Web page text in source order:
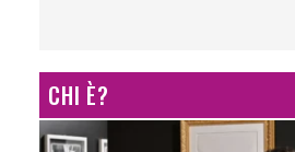
CHI È?